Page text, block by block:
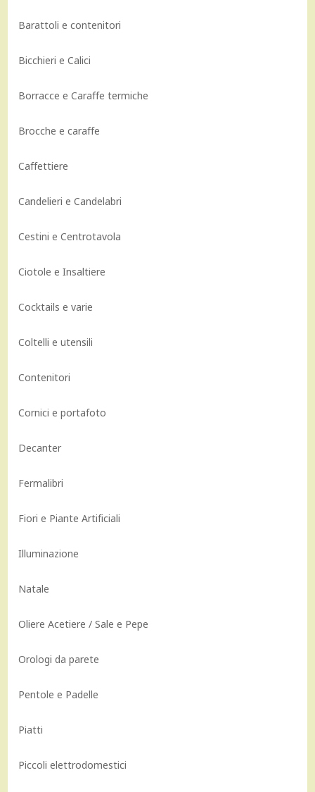
Barattoli e contenitori
Bicchieri e Calici
Borracce e Caraffe termiche
Brocche e caraffe
Caffettiere
Candelieri e Candelabri
Cestini e Centrotavola
Ciotole e Insaltiere
Cocktails e varie
Coltelli e utensili
Contenitori
Cornici e portafoto
Decanter
Fermalibri
Fiori e Piante Artificiali
Illuminazione
Natale
Oliere Acetiere / Sale e Pepe
Orologi da parete
Pentole e Padelle
Piatti
Piccoli elettrodomestici